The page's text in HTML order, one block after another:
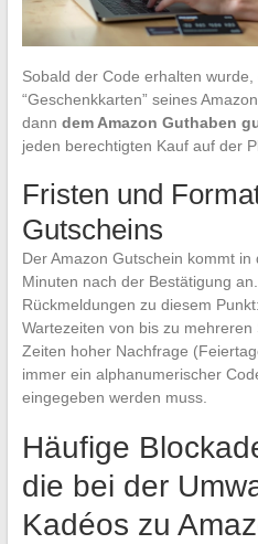
Sobald der Code erhalten
“Geschenkkarten” seines
dann dem Amazon Guthaben
jeden berechtigten Kauf auf der
Fristen und
Gutscheins
Der Amazon Gutschein kommt
Minuten nach der Bestätigung
Rückmeldungen zu diesem
Wartezeiten von bis zu
Zeiten hoher Nachfrage
immer ein alphanumerischer
eingegeben werden muss.
Häufige
die bei der
Kadéos zu